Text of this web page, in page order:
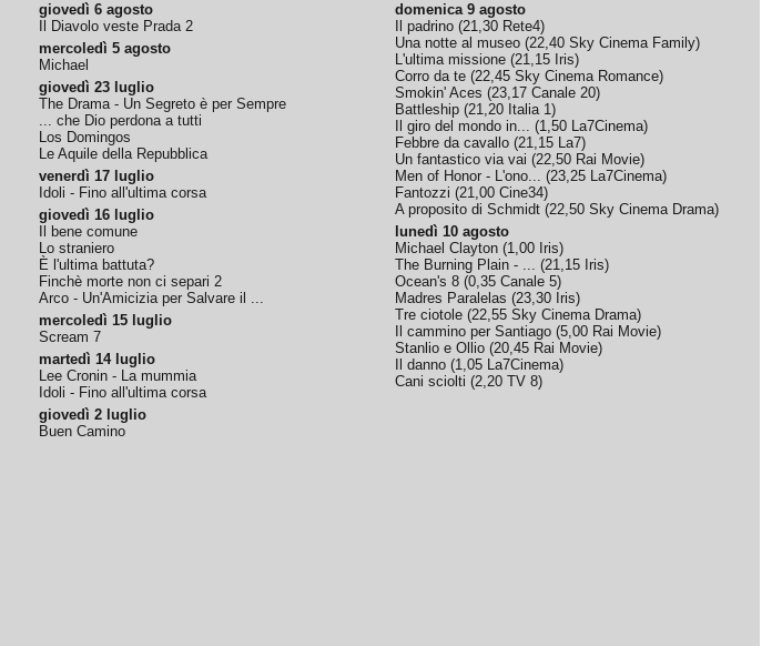
giovedì 6 agosto
Il Diavolo veste Prada 2
mercoledì 5 agosto
Michael
giovedì 23 luglio
The Drama - Un Segreto è per Sempre
... che Dio perdona a tutti
Los Domingos
Le Aquile della Repubblica
venerdì 17 luglio
Idoli - Fino all'ultima corsa
giovedì 16 luglio
Il bene comune
Lo straniero
È l'ultima battuta?
Finchè morte non ci separi 2
Arco - Un'Amicizia per Salvare il ...
mercoledì 15 luglio
Scream 7
martedì 14 luglio
Lee Cronin - La mummia
Idoli - Fino all'ultima corsa
giovedì 2 luglio
Buen Camino
domenica 9 agosto
Il padrino (21,30 Rete4)
Una notte al museo (22,40 Sky Cinema Family)
L'ultima missione (21,15 Iris)
Corro da te (22,45 Sky Cinema Romance)
Smokin' Aces (23,17 Canale 20)
Battleship (21,20 Italia 1)
Il giro del mondo in... (1,50 La7Cinema)
Febbre da cavallo (21,15 La7)
Un fantastico via vai (22,50 Rai Movie)
Men of Honor - L'ono... (23,25 La7Cinema)
Fantozzi (21,00 Cine34)
A proposito di Schmidt (22,50 Sky Cinema Drama)
lunedì 10 agosto
Michael Clayton (1,00 Iris)
The Burning Plain - ... (21,15 Iris)
Ocean's 8 (0,35 Canale 5)
Madres Paralelas (23,30 Iris)
Tre ciotole (22,55 Sky Cinema Drama)
Il cammino per Santiago (5,00 Rai Movie)
Stanlio e Ollio (20,45 Rai Movie)
Il danno (1,05 La7Cinema)
Cani sciolti (2,20 TV 8)